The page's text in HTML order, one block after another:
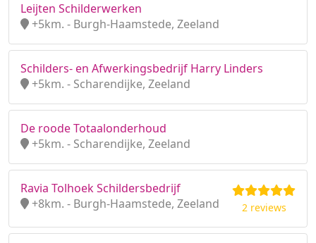
Leijten Schilderwerken
+5km. - Burgh-Haamstede, Zeeland
Schilders- en Afwerkingsbedrijf Harry Linders
+5km. - Scharendijke, Zeeland
De roode Totaalonderhoud
+5km. - Scharendijke, Zeeland
Ravia Tolhoek Schildersbedrijf
+8km. - Burgh-Haamstede, Zeeland
2 reviews